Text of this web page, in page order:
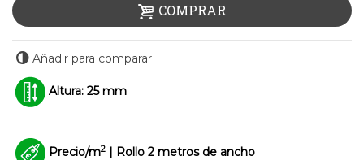
COMPRAR
Añadir para comparar
Altura: 25 mm
Precio/m2 | Rollo 2 metros de ancho